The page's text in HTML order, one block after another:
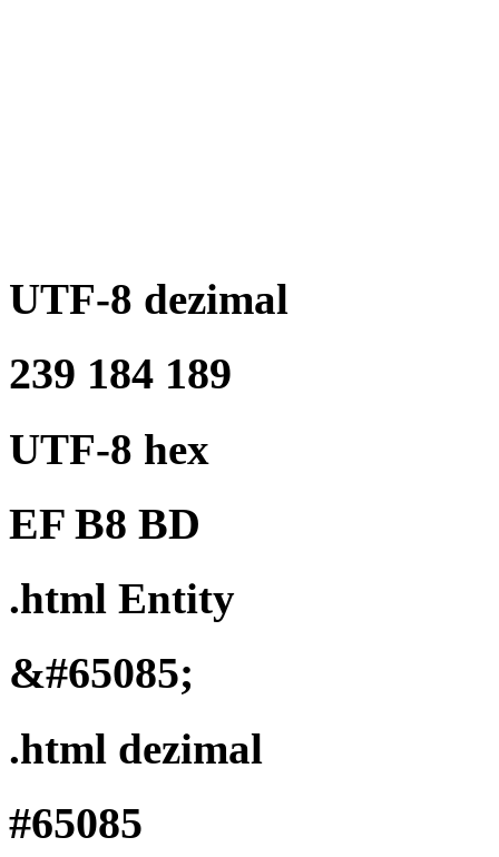
UTF-8 dezimal
239 184 189
UTF-8 hex
EF B8 BD
.html Entity
&#65085;
.html dezimal
#65085